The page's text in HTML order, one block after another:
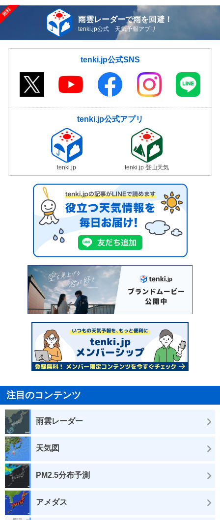
雨雲レーダーで雨を回避！
tenki.jp公式 天気予報アプリ
tenki.jp公式SNS
tenki.jp公式アプリ
tenki.jp tenki.jp 登山天気
注目のコンテンツ
雨雲レーダー
天気図
PM2.5分布予測
アメダス